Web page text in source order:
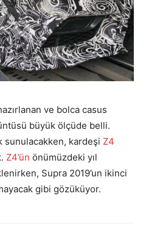
ve bolca casus
büyük ölçüde belli.
sunulacakken, kardeşi Z4
Z4’ün önümüzdeki yıl
Supra 2019’un ikinci
gibi gözüküyor.